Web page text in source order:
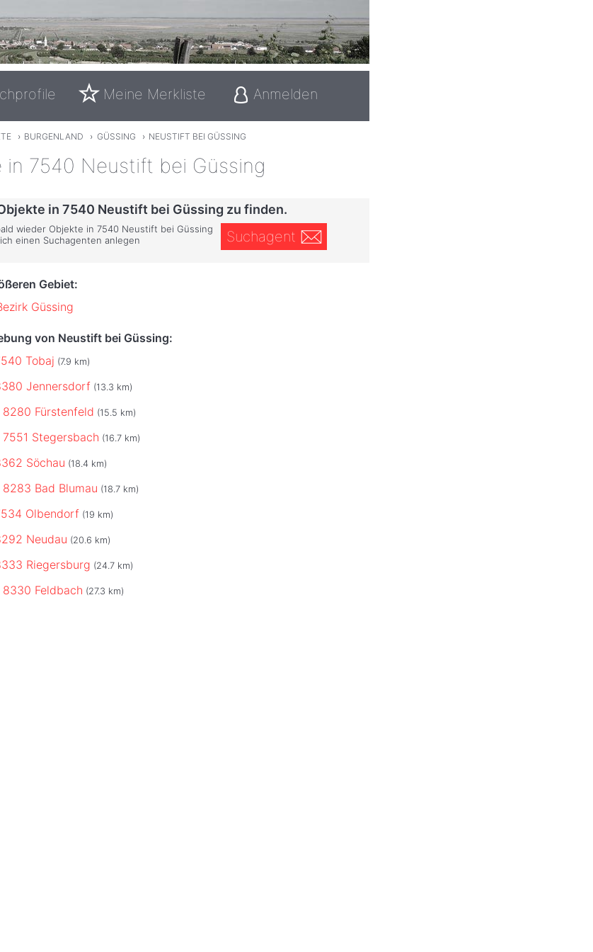
Meine Merkliste Anmelden
› BURGENLAND › GÜSSING › NEUSTIFT BEI GÜSSING
in 7540 Neustift bei Güssing
in 7540 Neustift bei Güssing zu finden.
wieder Objekte in 7540 Neustift bei Güssing
einen Suchagenten anlegen
Suchagent
Gebiet:
Güssing
von Neustift bei Güssing:
Tobaj (7.9 km)
Jennersdorf (13.3 km)
Fürstenfeld (15.5 km)
Stegersbach (16.7 km)
Söchau (18.4 km)
Bad Blumau (18.7 km)
Olbendorf (19 km)
Neudau (20.6 km)
Riegersburg (24.7 km)
Feldbach (27.3 km)